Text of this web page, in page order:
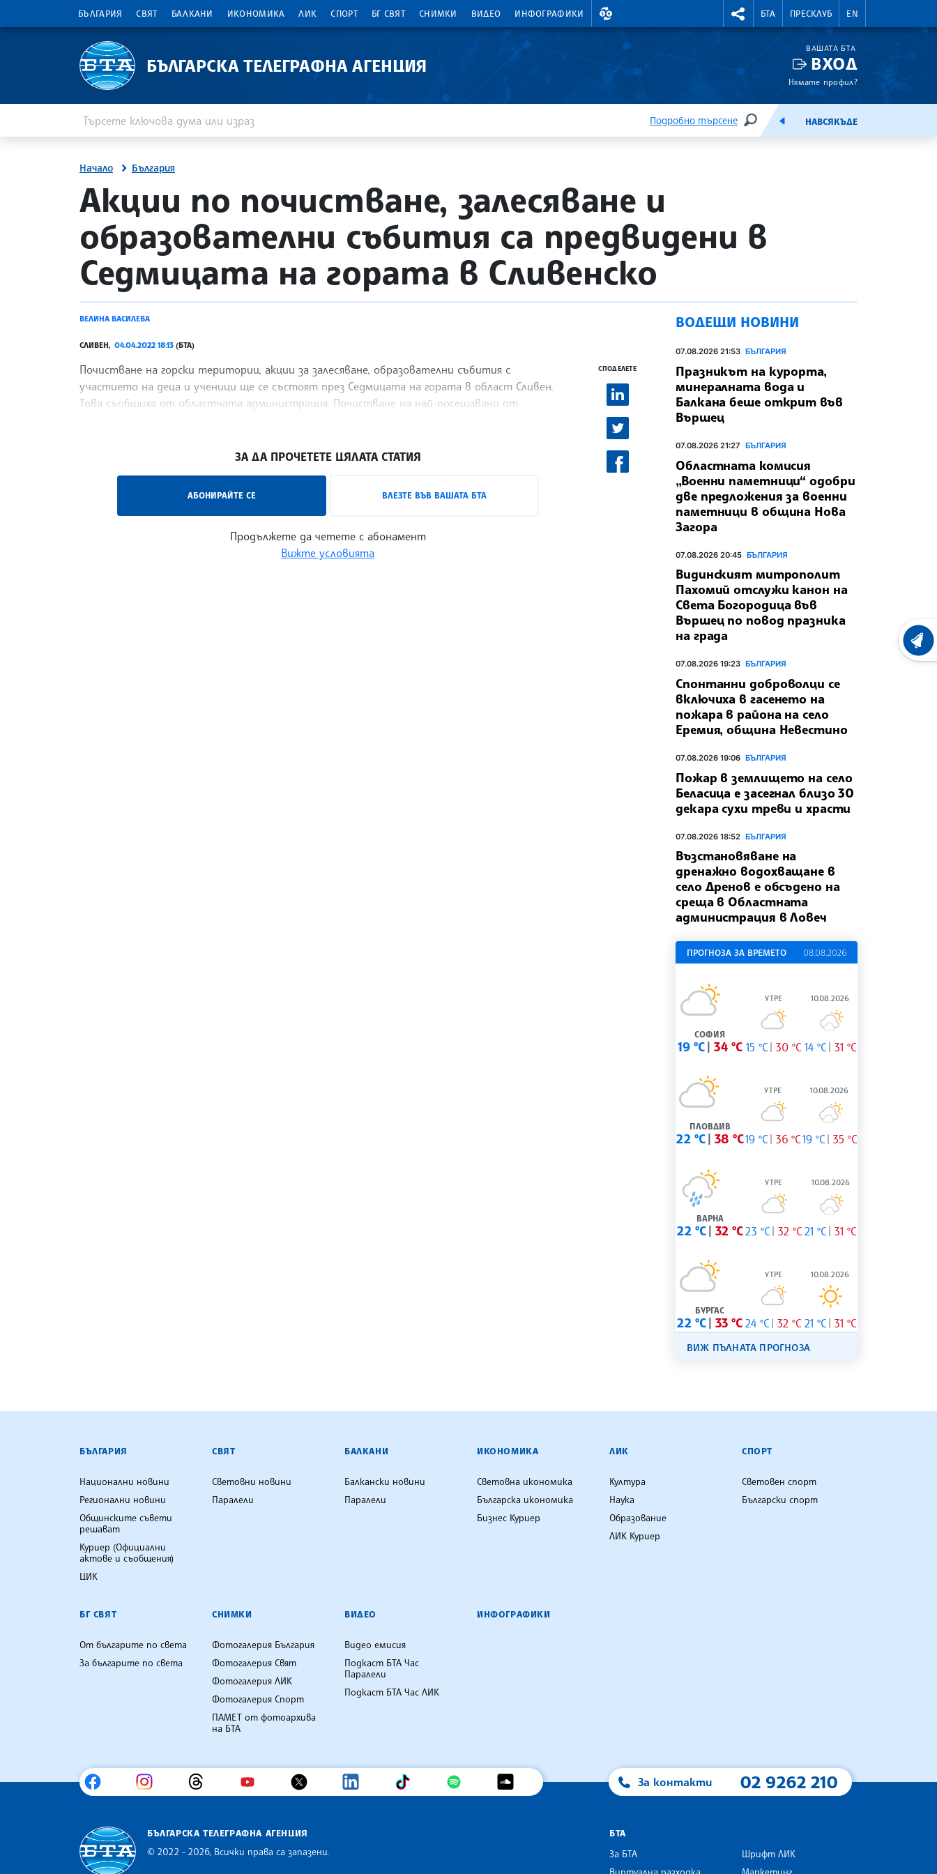
БЪЛГАРИЯ СВЯТ БАЛКАНИ ИКОНОМИКА ЛИК СПОРТ БГ СВЯТ СНИМКИ ВИДЕО ИНФОГРАФИКИ
ВАЛУТНИ КУРСОВЕ RIGHTMENU.SOCIAL
БТА ПРЕСКЛУБ EN
БЪЛГАРСКА ТЕЛЕГРАФНА АГЕНЦИЯ
ВАШАТА БТА
ВХОД
Нямате профил?
Подробно търсене
ТЪРСЕНЕЕМИСИЯНАВСЯКЪДЕ
Начало България
site.bta
Акции по почистване, залесяване и
образователни събития са предвидени в
Седмицата на гората в Сливенско
ВЕЛИНА ВАСИЛЕВА
СЛИВЕН, 04.04.2022 18:13 (БТА)
Почистване на горски територии, акции за залесяване, образователни събития с
участието на деца и ученици ще се състоят през Седмицата на гората в област Сливен.
Това съобщиха от областната администрация. Почистване на най-посещавани от
ЗА ДА ПРОЧЕТЕТЕ ЦЯЛАТА СТАТИЯ
АБОНИРАЙТЕ СЕ ВЛЕЗТЕ ВЪВ ВАШАТА БТА
Продължете да четете с абонамент
Вижте условията
СПОДЕЛЕТЕ
ВОДЕЩИ НОВИНИ
07.08.2026 21:53 БЪЛГАРИЯ
Празникът на курорта,
минералната вода и
Балкана беше открит във
Вършец
07.08.2026 21:27 БЪЛГАРИЯ
Областната комисия
„Военни паметници“ одобри
две предложения за военни
паметници в община Нова
Загора
07.08.2026 20:45 БЪЛГАРИЯ
Видинският митрополит
Пахомий отслужи канон на
Света Богородица във
Вършец по повод празника
на града
07.08.2026 19:23 БЪЛГАРИЯ
Спонтанни доброволци се
включиха в гасенето на
пожара в района на село
Еремия, община Невестино
07.08.2026 19:06 БЪЛГАРИЯ
Пожар в землището на село
Беласица е засегнал близо 30
декара сухи треви и храсти
07.08.2026 18:52 БЪЛГАРИЯ
Възстановяване на
дренажно водохващане в
село Дренов е обсъдено на
среща в Областната
администрация в Ловеч
ПРОГНОЗА ЗА ВРЕМЕТО 08.08.2026
СОФИЯ
19 °C 34 °C
УТРЕ
15 °C 30 °C
10.08.2026
14 °C 31 °C
ПЛОВДИВ
22 °C 38 °C
УТРЕ
19 °C 36 °C
10.08.2026
19 °C 35 °C
ВАРНА
22 °C 32 °C
УТРЕ
23 °C 32 °C
10.08.2026
21 °C 31 °C
БУРГАС
22 °C 33 °C
УТРЕ
24 °C 32 °C
10.08.2026
21 °C 31 °C
ВИЖ ПЪЛНАТА ПРОГНОЗА
БЪЛГАРСКА ТЕЛЕГРАФНА АГЕНЦИЯ
БЪЛГАРИЯ
Национални новини
Регионални новини
Общинските съвети
решават
Куриер (Официални
актове и съобщения)
ЦИК
СВЯТ
Световни новини
Паралели
БАЛКАНИ
Балкански новини
Паралели
ИКОНОМИКА
Световна икономика
Българска икономика
Бизнес Куриер
ЛИК
Култура
Наука
Образование
ЛИК Куриер
СПОРТ
Световен спорт
Български спорт
БГ СВЯТ
От българите по света
За българите по света
СНИМКИ
Фотогалерия България
Фотогалерия Свят
Фотогалерия ЛИК
Фотогалерия Спорт
ПАМЕТ от фотоархива
на БТА
ВИДЕО
Видео емисия
Подкаст БТА Час
Паралели
Подкаст БТА Час ЛИК
ИНФОГРАФИКИ
За контакти 02 9262 210
БЪЛГАРСКА ТЕЛЕГРАФНА АГЕНЦИЯ
© 2022 - 2026, Всички права са запазени.
БТА
За БТА
Шрифт ЛИК